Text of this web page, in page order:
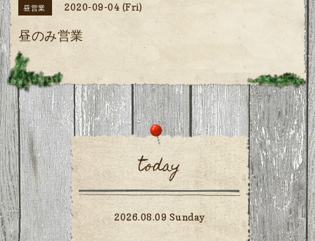
昼営業 2020-09-04 (Fri)
昼のみ営業
today
2026.08.09 Sunday